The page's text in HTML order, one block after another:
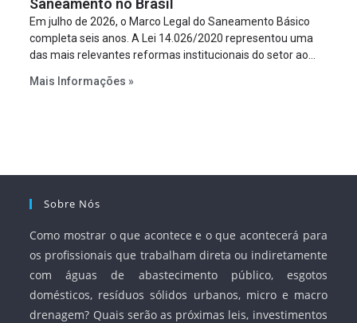
Saneamento no Brasil
Em julho de 2026, o Marco Legal do Saneamento Básico
completa seis anos. A Lei 14.026/2020 representou uma
das mais relevantes reformas institucionais do setor ao
serviços, ampliar a participação da iniciativa privada,
Mais Informações »
Sobre Nós
Como mostrar o que acontece e o que acontecerá para
os profissionais que trabalham direta ou indiretamente
com águas de abastecimento público, esgotos
domésticos, resíduos sólidos urbanos, micro e macro
drenagem? Quais serão as próximas leis, investimentos